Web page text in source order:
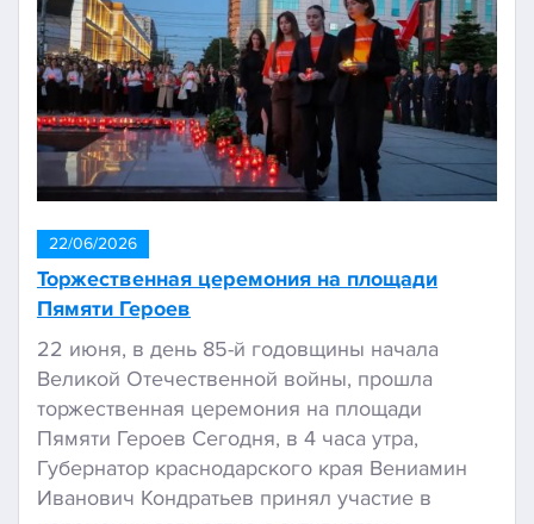
22/06/2026
Торжественная церемония на площади
Пямяти Героев
22 июня, в день 85-й годовщины начала
Великой Отечественной войны, прошла
торжественная церемония на площади
Пямяти Героев Сегодня, в 4 часа утра,
Губернатор краснодарского края Вениамин
Иванович Кондратьев принял участие в